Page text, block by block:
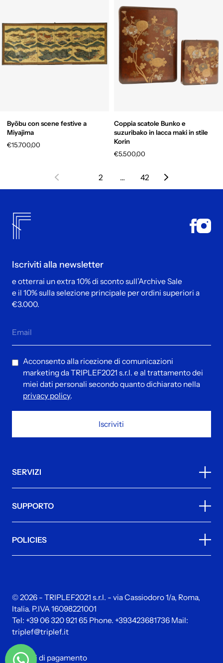
Byōbu con scene festive a
Miyajima
€15.700,00
Coppia scatole Bunko e
suzuribako in lacca maki in stile
Korin
€5.500,00
2 … 42
SERVIZI
SUPPORTO
POLICIES
Iscriviti alla newsletter
e otterrai un extra 10% di sconto sull’Archive Sale
e il 10% sulla selezione principale per ordini superiori a
€3.000.
Acconsento alla ricezione di comunicazioni
marketing da TRIPLEF2021 s.r.l. e al trattamento dei
miei dati personali secondo quanto dichiarato nella
privacy policy.
Iscriviti
© 2026 - TRIPLEF2021 s.r.l. - via Cassiodoro 1/a, Roma,
Italia. P.IVA 16098221001
Tel: +39 06 320 921 65Phone. +393423681736Mail:
triplef@triplef.it
Metodi di pagamento